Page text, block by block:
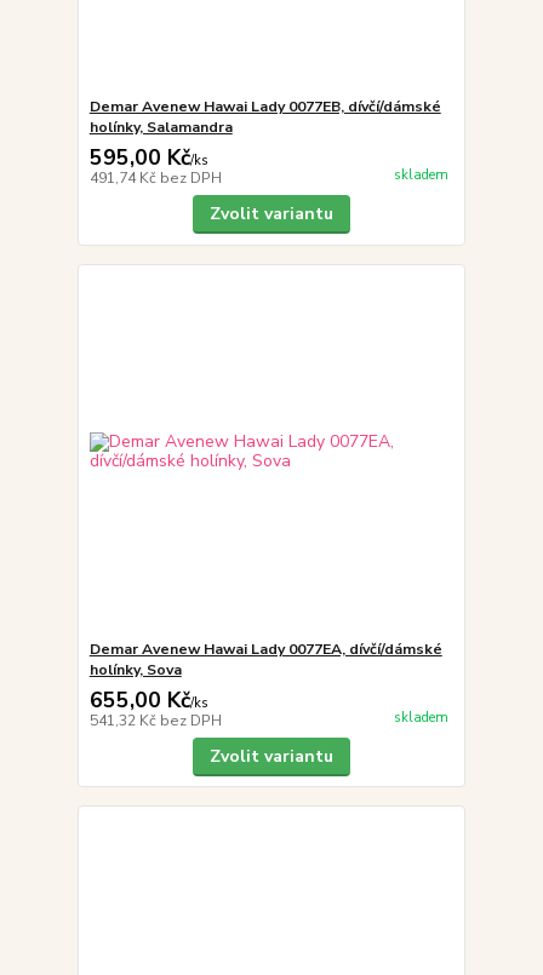
Demar Avenew Hawai Lady 0077EB, dívčí/dámské
holínky, Salamandra
595,00 Kč/ks
491,74 Kč bez DPH skladem
Zvolit variantu
Demar Avenew Hawai Lady 0077EA, dívčí/dámské
holínky, Sova
655,00 Kč/ks
541,32 Kč bez DPH skladem
Zvolit variantu